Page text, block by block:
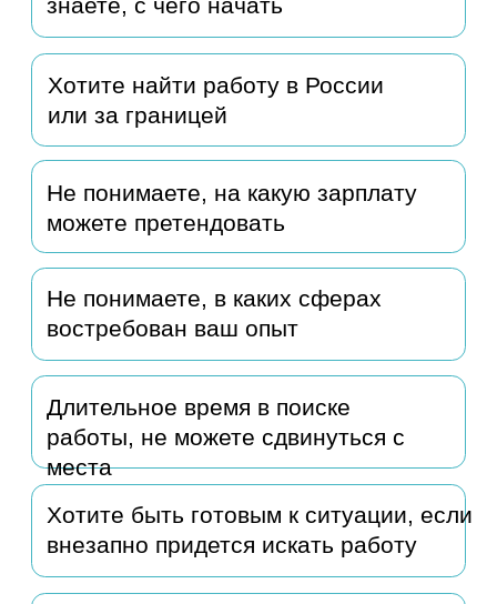
На ваше резюме не реагируют
Хотите разобраться в
ситуации на рынке труда в
Хотите быть готовым к ситуации, если
внезапно придется искать работу
«Я осталась довольна
консультацией с Алёной,
особенно сильно почувствовала
поддержку и заинтересованность
куратора. Кажется, что побывала у
психолога: Алёна взяла
мне и показала её с
положительной стороны, где
оставалось только добавить: «О,
Ирина
Руководитель направления
страховой компании, Москва